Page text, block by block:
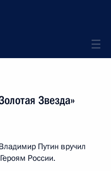
Звезда»
Путин вручил
России.